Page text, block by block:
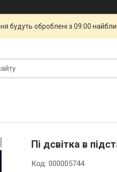
будуть оброблені з 09:00
Пі дсвітка в
Код:000005744